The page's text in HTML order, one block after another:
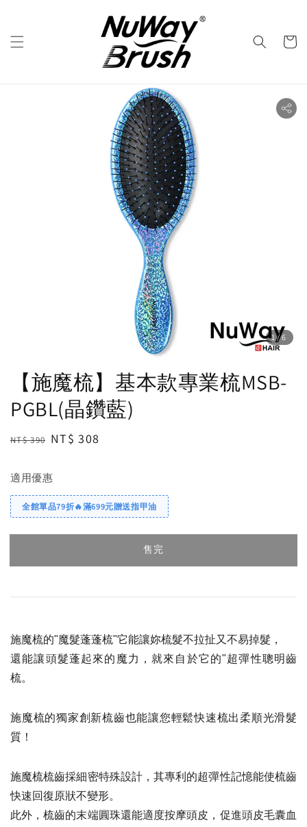
1/6
【施魔梳】基本款專業梳MSB-
PGBL(晶鑽藍)
Regular
NT$ 390 Sale
NT$ 308
適用優惠
全館單品79折🔥滿699元贈送指甲油
售完
施魔梳的"魔髮蓬蓬梳"它能讓妳梳髮不拉扯又不易掉髮，
還能讓頭髮蓬起來的魔力，就來自於它的"超彈性聰明齒
梳。
施魔梳的獨家創新梳齒也能讓您輕鬆快速梳出柔順光滑髮
質！
施魔梳梳齒採細密特殊設計，其專利的超彈性記憶能使梳齒
快速回復原狀不變形。
此外，梳齒的末端圓珠還能適度按摩頭皮，促進頭皮毛囊血